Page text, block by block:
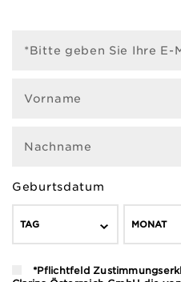
*Bitte geben Sie Ihre E-
Vorname
Nachname
Geburtsdatum
TAG MONAT
*Pflichtfeld